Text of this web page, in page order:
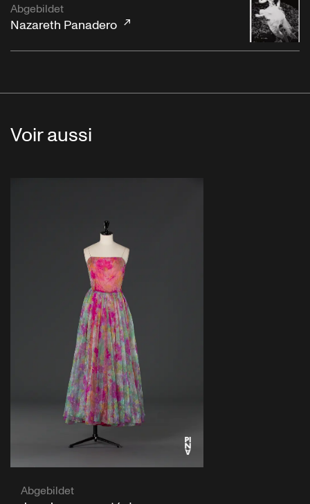
Abgebildet
Nazareth Panadero
Voir aussi
Abgebildet